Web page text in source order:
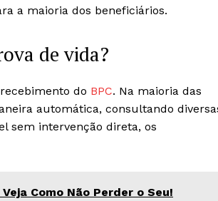
a maioria dos beneficiários.
de vida?
do BPC. Na maioria das
automática, consultando
sem intervenção direta, os
Como Não Perder o Seu!